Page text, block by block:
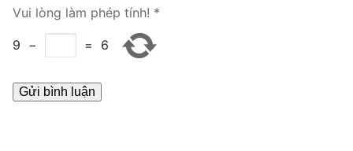
Vui lòng làm phép tính! *
9 − = 6